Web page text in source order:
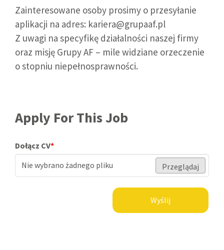
Zainteresowane osoby prosimy o przesyłanie
aplikacji na adres: kariera@grupaaf.pl
Z uwagi na specyfikę działalności naszej firmy
oraz misję Grupy AF – mile widziane orzeczenie
o stopniu niepełnosprawności.
Apply For This Job
Dołącz CV*
Nie wybrano żadnego pliku
Przeglądaj
Wyślij